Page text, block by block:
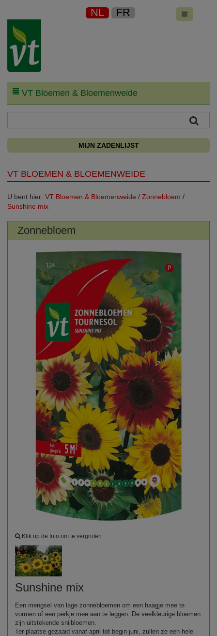
NL FR
VT Bloemen & Bloemenweide
MIJN ZADENLIJST
VT BLOEMEN & BLOEMENWEIDE
U bent hier: VT Bloemen & Bloemenweide / Zonnebloem /
Sunshine mix
Zonnebloem
Klik op de foto om te vergroten
Sunshine mix
Een mengsel van lage zonnebloemen om een haagje mee te
vormen of een perkje mee aan te leggen. De veelkleurige bloemen
zijn uitstekende snijbloemen.
Ter plaatse gezaaid vanaf april tot begin juni, zullen ze een hele